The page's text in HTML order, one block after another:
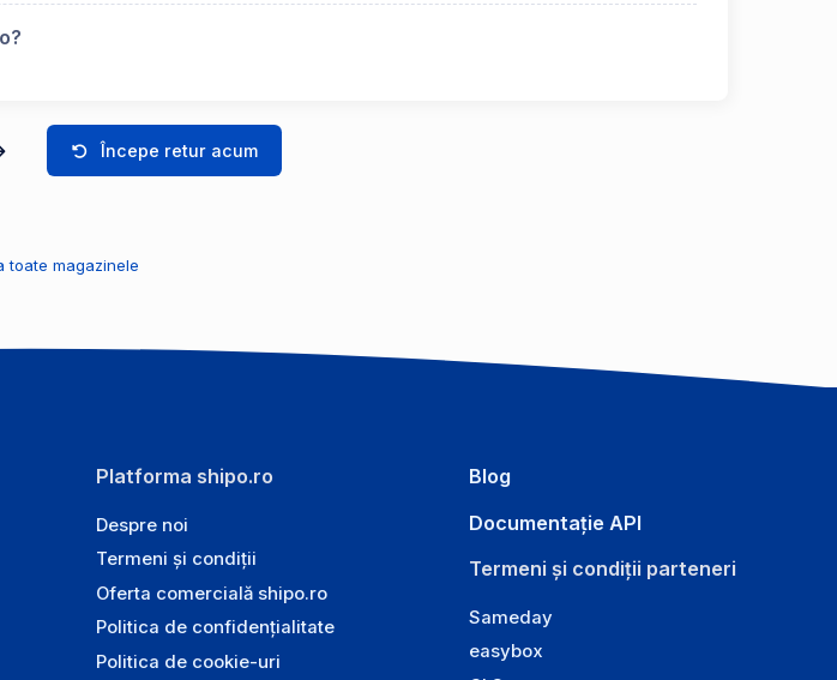
Începe retur acum
toate magazinele
Platforma shipo.ro
Despre noi
Termeni și condiții
Oferta comercială shipo.ro
Politica de confidențialitate
Politica de cookie-uri
Blog
Documentație API
Termeni și condiții parteneri
Sameday
easybox